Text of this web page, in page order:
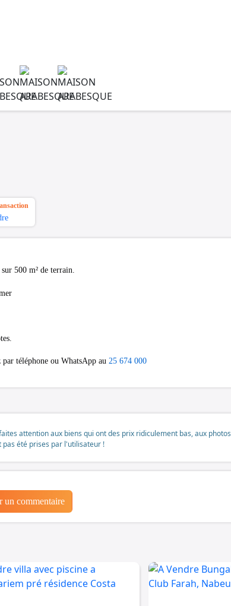
500 m² de terrain.
téléphone ou WhatsApp au 25 674 000
attention aux biens qui ont des prix ridiculement bas, aux photos
été prises par l'utilisateur !
un commentaire